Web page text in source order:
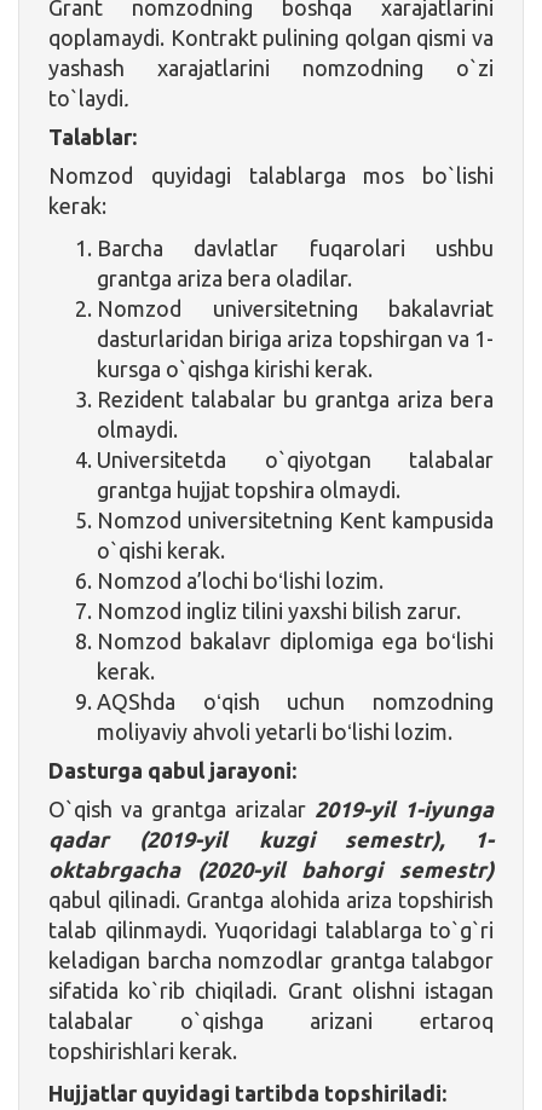
Grant nomzodning boshqa xarajatlarini
qoplamaydi. Kontrakt pulining qolgan qismi va
yashash xarajatlarini nomzodning o`zi
to`laydi
Talablar:
Nomzod quyidagi talablarga mos bo`lishi
kerak:
Barcha davlatlar fuqarolari ushbu
grantga ariza bera oladilar.
Nomzod universitetning bakalavriat
dasturlaridan biriga ariza topshirgan va 1-
kursga o`qishga kirishi kerak.
Rezident talabalar bu grantga ariza bera
olmaydi.
Universitetda o`qiyotgan talabalar
grantga hujjat topshira olmaydi.
Nomzod universitetning Kent kampusida
o`qishi kerak.
Nomzod a’lochi boʻlishi lozim.
Nomzod ingliz tilini yaxshi bilish zarur.
Nomzod bakalavr diplomiga ega boʻlishi
kerak.
AQShda oʻqish uchun nomzodning
moliyaviy ahvoli yetarli boʻlishi lozim.
Dasturga qabul jarayoni:
O`qish va grantga arizalar 2019-yil 1-iyunga
qadar (2019-yil kuzgi semestr), 1-
oktabrgacha (2020-yil bahorgi semestr)
qabul qilinadi. Grantga alohida ariza topshirish
talab qilinmaydi. Yuqoridagi talablarga to`g`ri
keladigan barcha nomzodlar grantga talabgor
sifatida ko`rib chiqiladi. Grant olishni istagan
talabalar o`qishga arizani ertaroq
topshirishlari kerak.
Hujjatlar quyidagi tartibda topshiriladi: